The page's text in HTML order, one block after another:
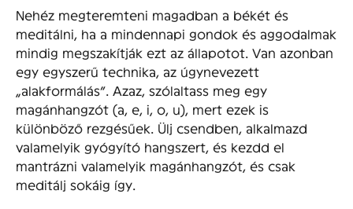
Nehéz megteremteni magadban a békét és
meditálni, ha a mindennapi gondok és aggodalmak
mindig megszakítják ezt az állapotot. Van azonban
egy egyszerű technika, az úgynevezett
„alakformálás”. Azaz, szólaltass meg egy
magánhangzót (a, e, i, o, u), mert ezek is
különböző rezgésűek. Ülj csendben, alkalmazd
valamelyik gyógyító hangszert, és kezdd el
mantrázni valamelyik magánhangzót, és csak
meditálj sokáig így.